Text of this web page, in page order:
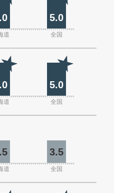
5.0
道 全国
5.0
道 全国
3.5
道 全国